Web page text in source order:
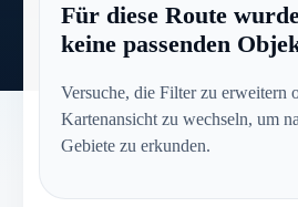
Für diese Route
keine passenden
Versuche, die Filter zu erweitern
Kartenansicht zu wechseln, um
Gebiete zu erkunden.